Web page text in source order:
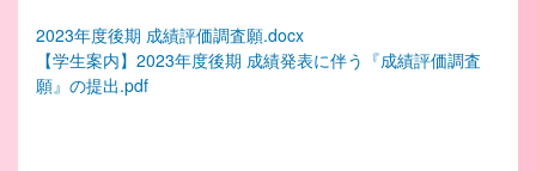
2023年度後期 成績評価調査願.docx
【学生案内】2023年度後期 成績発表に伴う『成績評価調査
願』の提出.pdf